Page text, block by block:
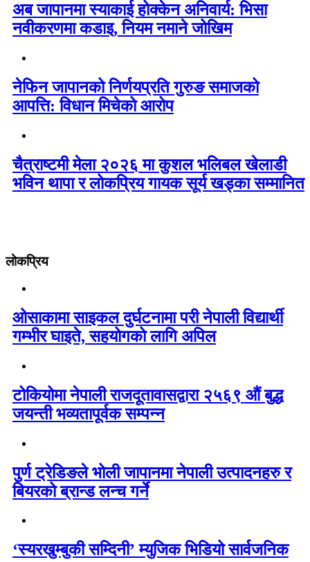
अब जापानमा स्याकाई होक्केन अनिवार्य: भिसा
नवीकरणमा कडाइ, नियम नमाने जोखिम
नेफिन जापानको निर्णयप्रति गुरुङ समाजको
आपत्ति: विधान मिचेको आरोप
चैत्राष्टमी मेला २०२६ मा कुशल भलिबल खेलाडी
भविन थापा र लोकप्रिय गायक सूर्य खड्का सम्मानित
लोकप्रिय
ओसाकामा साइकल दुर्घटनामा परी नेपाली विद्यार्थी
गम्भीर घाइते, सहयोगको लागि अपिल
टोकियोमा नेपाली राजदूतावासद्वारा २५६९ औं बुद्ध
जयन्ती भव्यतापूर्वक सम्पन्न
पुर्ण ट्रेडिङले भोली जापानमा नेपाली उत्पादनहरु र
बियरको ब्रान्ड लन्च गर्ने
‘स्यरखुम्बुकी सम्दिनी’ म्युजिक भिडियो सार्वजनिक